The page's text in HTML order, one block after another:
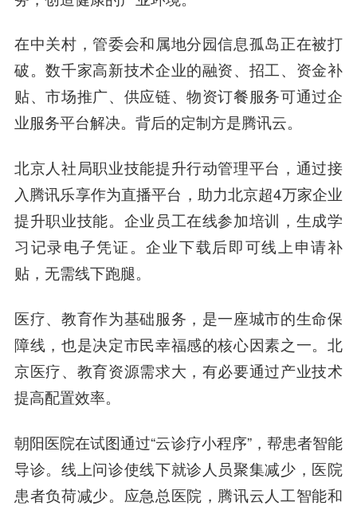
在中关村，管委会和属地分园信息孤岛正在被打
破。数千家高新技术企业的融资、招工、资金补
贴、市场推广、供应链、物资订餐服务可通过企
业服务平台解决。背后的定制方是腾讯云。
北京人社局职业技能提升行动管理平台，通过接
入腾讯乐享作为直播平台，助力北京超4万家企业
提升职业技能。企业员工在线参加培训，生成学
习记录电子凭证。企业下载后即可线上申请补
贴，无需线下跑腿。
医疗、教育作为基础服务，是一座城市的生命保
障线，也是决定市民幸福感的核心因素之一。北
京医疗、教育资源需求大，有必要通过产业技术
提高配置效率。
朝阳医院在试图通过“云诊疗小程序”，帮患者智能
导诊。线上问诊使线下就诊人员聚集减少，医院
患者负荷减少。应急总医院，腾讯云人工智能和